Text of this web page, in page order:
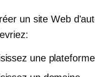
un site Web
une plateforme